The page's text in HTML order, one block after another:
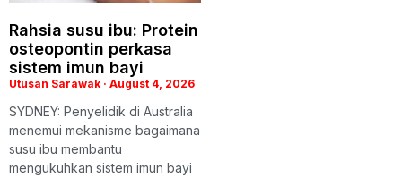
Rahsia susu ibu: Protein
osteopontin perkasa
sistem imun bayi
Utusan Sarawak August 4, 2026
SYDNEY: Penyelidik di Australia
menemui mekanisme bagaimana
susu ibu membantu
mengukuhkan sistem imun bayi